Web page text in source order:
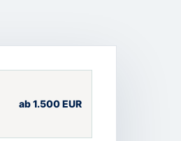
ab 1.500 EUR